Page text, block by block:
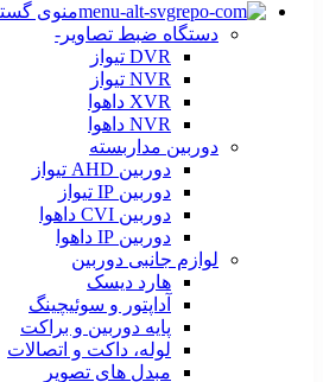
منوی
دستگاه ضبط تصاویر-
DVR تیواز
NVR تیواز
XVR داهوا
NVR داهوا
دوربین مداربسته
دوربین AHD تیواز
دوربین IP تیواز
دوربین CVI داهوا
دوربین IP داهوا
لوازم جانبی دوربین
هارد دیسک
آداپتور و سوئیچینگ
پایه دوربین و براکت
لوله، داکت و اتصالات
مبدل های تصویر